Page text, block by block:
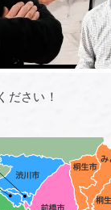
ださい！